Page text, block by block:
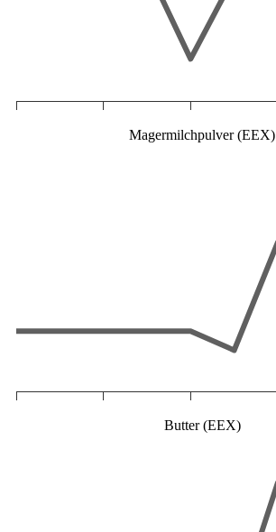
Magermilchpulver (EEX)
Butter (EEX)